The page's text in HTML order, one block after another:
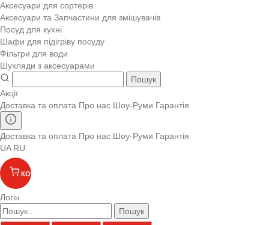
Аксесуари для сортерів
Аксесуари та Запчастини для змішувачів
Посуд для кухні
Шафи для підігріву посуду
Фільтри для води
Шухляди з аксесуарами
Пошук
Акції
Доставка та оплата Про нас Шоу-Руми Гарантія
Доставка та оплата Про нас Шоу-Руми Гарантія
UA RU
КОШИК
Логін
Пошук